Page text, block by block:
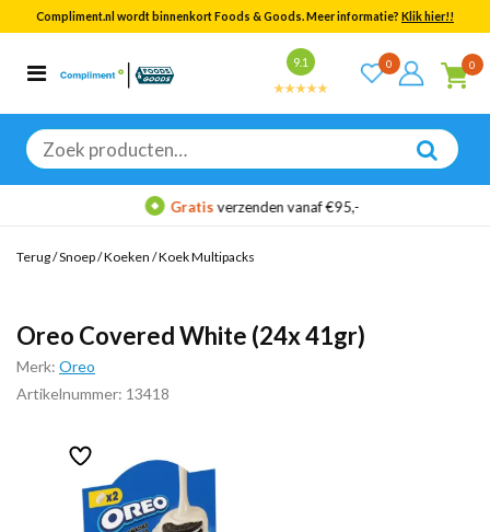
Compliment.nl wordt binnenkort Foods & Goods. Meer informatie? Klik hier!!
9.1 0 0
Zoeken
naar:
Categorieën
Bekijk alle resultaten
Gratisverzenden vanaf €95,-
Terug/Snoep/Koeken /Koek Multipacks
Oreo Covered White (24x 41gr)
Merk: Oreo
Artikelnummer: 13418